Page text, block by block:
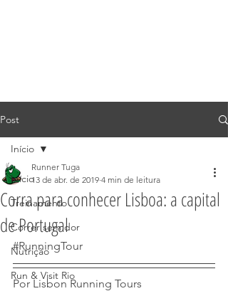
Post
Início
Treinamento
Correr sem dor
Nutrição
Run & Visit Rio
Início
Corra para conhecer Lisboa: a capital
de Portugal
Runner Tuga
13 de abr. de 2019 4 min de leitura
#RunningTour
Por Lisbon Running Tours